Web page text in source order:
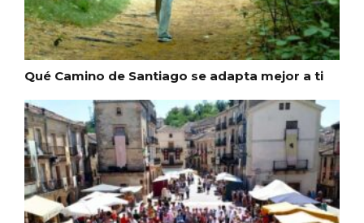
Qué Camino de Santiago se adapta mejor a ti